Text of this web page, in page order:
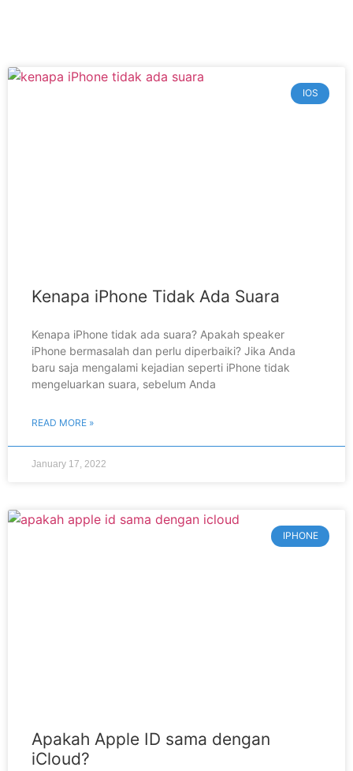
IOS
Kenapa iPhone Tidak Ada Suara
Kenapa iPhone tidak ada suara? Apakah speaker
iPhone bermasalah dan perlu diperbaiki? Jika Anda
baru saja mengalami kejadian seperti iPhone tidak
mengeluarkan suara, sebelum Anda
READ MORE »
January 17, 2022
IPHONE
Apakah Apple ID sama dengan
iCloud?